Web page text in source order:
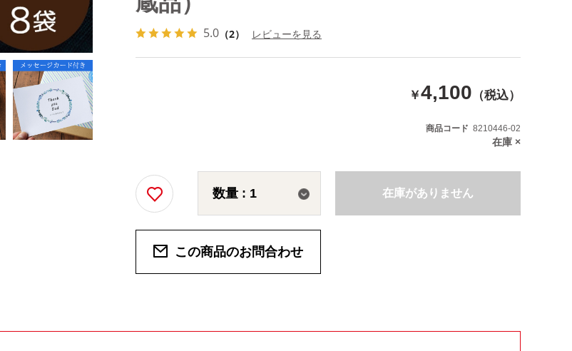
5.0 （2） レビューを見る
￥4,100 （税込）
商品コード 8210446-02
在庫 ×
数量 : 1 在庫がありません
この商品のお問合わせ